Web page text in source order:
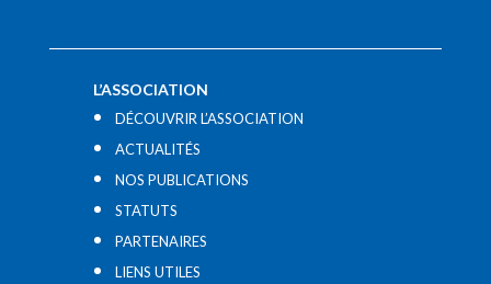
L’ASSOCIATION
DÉCOUVRIR L’ASSOCIATION
ACTUALITÉS
NOS PUBLICATIONS
STATUTS
PARTENAIRES
LIENS UTILES​